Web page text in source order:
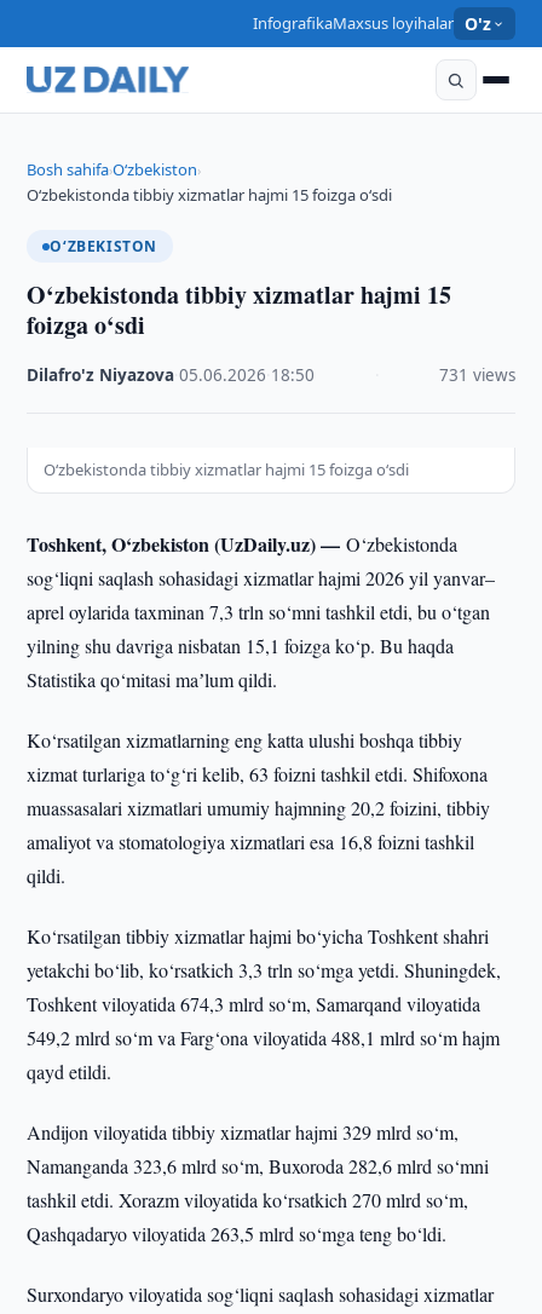
InfografikaMaxsus loyihalar O'z
Bosh sahifa›O‘zbekiston›
O‘zbekistonda tibbiy xizmatlar hajmi 15 foizga o‘sdi
O‘ZBEKISTON
O‘zbekistonda tibbiy xizmatlar hajmi 15
foizga o‘sdi
Dilafro'z Niyazova ·05.06.2026 18:50 731 views
O‘zbekistonda tibbiy xizmatlar hajmi 15 foizga o‘sdi
Toshkent, O‘zbekiston (UzDaily.uz) —O‘zbekistonda
sog‘liqni saqlash sohasidagi xizmatlar hajmi 2026 yil yanvar–
aprel oylarida taxminan 7,3 trln so‘mni tashkil etdi, bu o‘tgan
yilning shu davriga nisbatan 15,1 foizga ko‘p. Bu haqda
Statistika qo‘mitasi maʼlum qildi.
Ko‘rsatilgan xizmatlarning eng katta ulushi boshqa tibbiy
xizmat turlariga to‘g‘ri kelib, 63 foizni tashkil etdi. Shifoxona
muassasalari xizmatlari umumiy hajmning 20,2 foizini, tibbiy
amaliyot va stomatologiya xizmatlari esa 16,8 foizni tashkil
qildi.
Ko‘rsatilgan tibbiy xizmatlar hajmi bo‘yicha Toshkent shahri
yetakchi bo‘lib, ko‘rsatkich 3,3 trln so‘mga yetdi. Shuningdek,
Toshkent viloyatida 674,3 mlrd so‘m, Samarqand viloyatida
549,2 mlrd so‘m va Farg‘ona viloyatida 488,1 mlrd so‘m hajm
qayd etildi.
Andijon viloyatida tibbiy xizmatlar hajmi 329 mlrd so‘m,
Namanganda 323,6 mlrd so‘m, Buxoroda 282,6 mlrd so‘mni
tashkil etdi. Xorazm viloyatida ko‘rsatkich 270 mlrd so‘m,
Qashqadaryo viloyatida 263,5 mlrd so‘mga teng bo‘ldi.
Surxondaryo viloyatida sog‘liqni saqlash sohasidagi xizmatlar